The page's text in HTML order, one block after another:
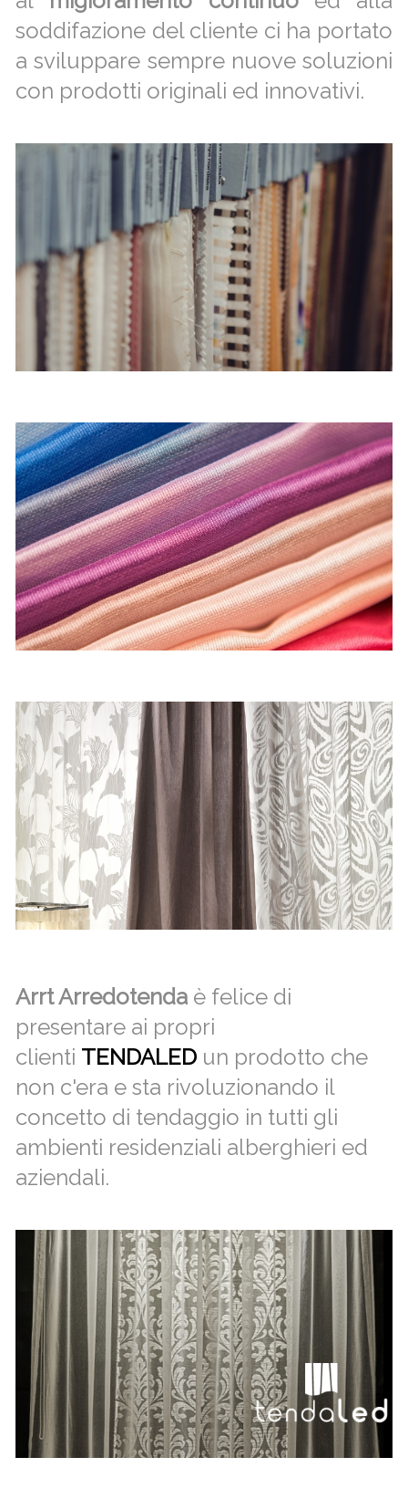
soddifazione del cliente ci ha portato
a sviluppare sempre nuove soluzioni
con prodotti originali ed innovativi.
Arrt Arredotenda è felice di
presentare ai propri
clienti TENDALED un prodotto che
non c'era e sta rivoluzionando il
concetto di tendaggio in tutti gli
ambienti residenziali alberghieri ed
aziendali.